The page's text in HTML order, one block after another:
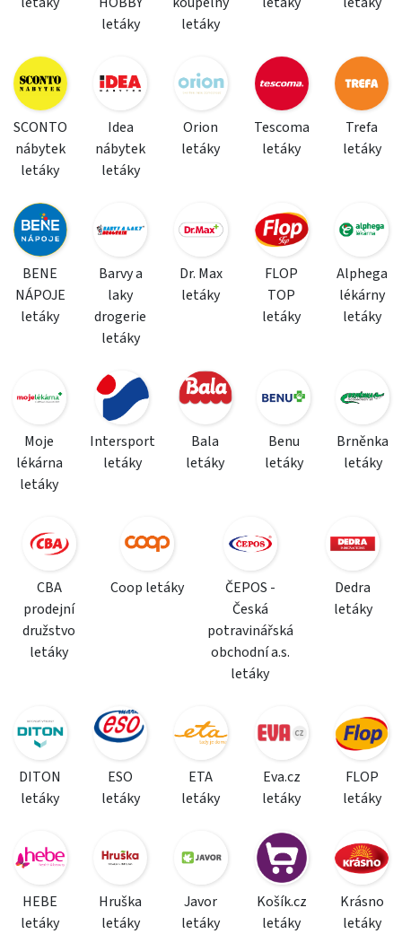
letáky
letáky
SCONTO
nábytek
letáky
Idea
nábytek
letáky
Orion
letáky
Tescoma
letáky
Trefa
letáky
BENE
NÁPOJE
letáky
Barvy a
laky
drogerie
letáky
Dr. Max
letáky
FLOP
TOP
letáky
Alphega
lékárny
letáky
Moje
lékárna
letáky
Intersport
letáky
Bala
letáky
Benu
letáky
Brněnka
letáky
CBA
prodejní
družstvo
letáky
Coop letáky
ČEPOS -
Česká
potravinářská
obchodní a.s.
letáky
Dedra
letáky
DITON
letáky
ESO
letáky
ETA
letáky
Eva.cz
letáky
FLOP
letáky
HEBE
letáky
Hruška
letáky
Javor
letáky
Košík.cz
letáky
Krásno
letáky